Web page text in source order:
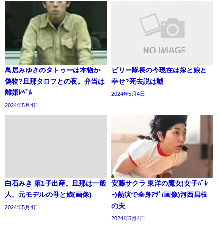
鳥居みゆきのタトゥーは本物か
偽物?旦那タロフとの夜。弁当は
離婚ﾚﾍﾞﾙ
2024年5月4日
ビリー隊長の今現在は嫁と娘と
幸せ?死去説は嘘
2024年5月4日
白石みき 第1子出産。旦那は一般
人。元モデルの母と娘(画像)
2024年5月4日
安藤サクラ 東洋の魔女(女子ﾊﾞﾚ
ｰ)熱演で全身ｱｻﾞ(画像)河西昌枝
の夫
2024年5月4日